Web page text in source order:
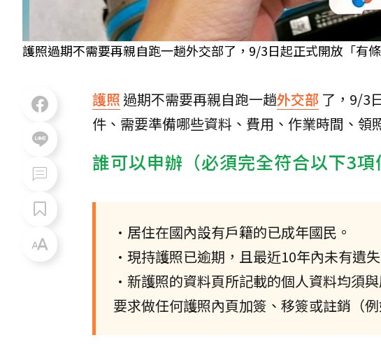
護照過期不需要再親自跑一趟外交部了，9/3日起正式開放「有
護照過期不需要再親自跑一趟外交部 了，9/3
件、需要準備哪些資料、費用、作業時間、領
誰可以申辦（必須完全符合以下3項
•居住在國內設有戶籍的已成年國民。
•現持護照已逾期，且最近10年內未有遺
•新護照的資料頁所記載的個人資料均須
要求做任何護照內頁加簽、移簽或註銷（